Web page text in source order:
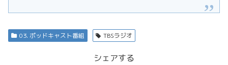
03. ポッドキャスト番組 TBSラジオ
シェアする